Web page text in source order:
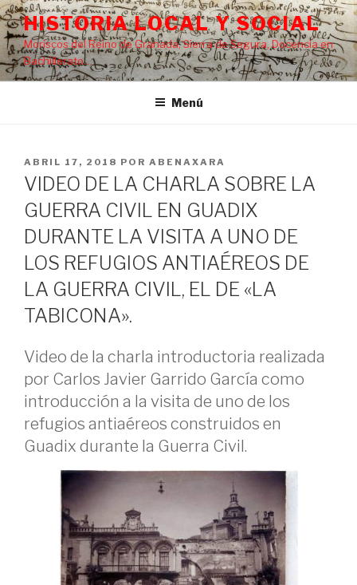
Saltar
al
contenido
HISTORIA LOCAL Y SOCIAL
Moriscos del Reino de Granada, Sierra de Segura, Docencia en
Bachillerato…
Menú
PUBLICADO
EL
ABRIL 17, 2018 POR ABENAXARA
VIDEO DE LA CHARLA SOBRE LA
GUERRA CIVIL EN GUADIX
DURANTE LA VISITA A UNO DE
LOS REFUGIOS ANTIAÉREOS DE
LA GUERRA CIVIL, EL DE «LA
TABICONA».
Video de la charla introductoria realizada
por Carlos Javier Garrido García como
introducción a la visita de uno de los
refugios antiaéreos construidos en
Guadix durante la Guerra Civil.